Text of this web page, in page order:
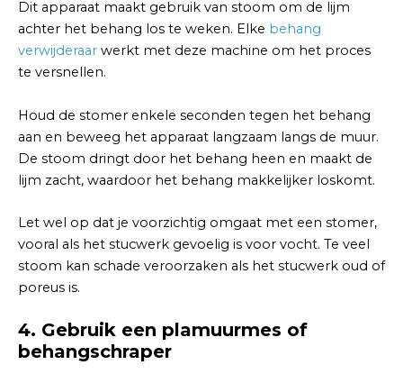
Dit apparaat maakt gebruik van stoom om de lijm
achter het behang los te weken. Elke behang
verwijderaar werkt met deze machine om het proces
te versnellen.
Houd de stomer enkele seconden tegen het behang
aan en beweeg het apparaat langzaam langs de muur.
De stoom dringt door het behang heen en maakt de
lijm zacht, waardoor het behang makkelijker loskomt.
Let wel op dat je voorzichtig omgaat met een stomer,
vooral als het stucwerk gevoelig is voor vocht. Te veel
stoom kan schade veroorzaken als het stucwerk oud of
poreus is.
4. Gebruik een plamuurmes of
behangschraper